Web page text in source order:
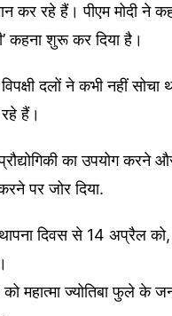
कर रहे हैं। पीएम मोदी ने
कहना शुरू कर दिया है।
दलों ने कभी नहीं
हैं।
का उपयोग
पर जोर दिया.
दिवस से 14 अप्रैल
को महात्मा ज्योतिबा फुले के